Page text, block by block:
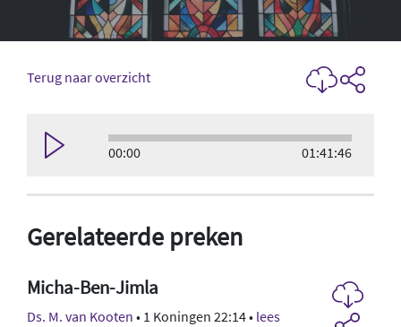
Terug naar overzicht
00:00 01:41:46
Gerelateerde preken
Micha-Ben-Jimla
Ds. M. van Kooten • 1 Koningen 22:14 • lees